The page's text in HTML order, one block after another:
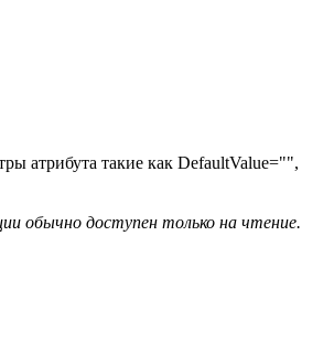
атрибута такие как DefaultValue="",
обычно доступен только на чтение.